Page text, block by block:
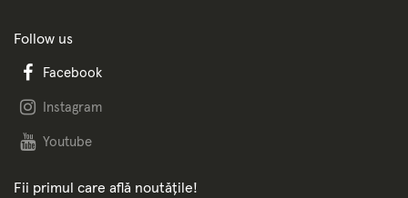
Follow us
Facebook
Instagram
Youtube
Fii primul care află noutățile!